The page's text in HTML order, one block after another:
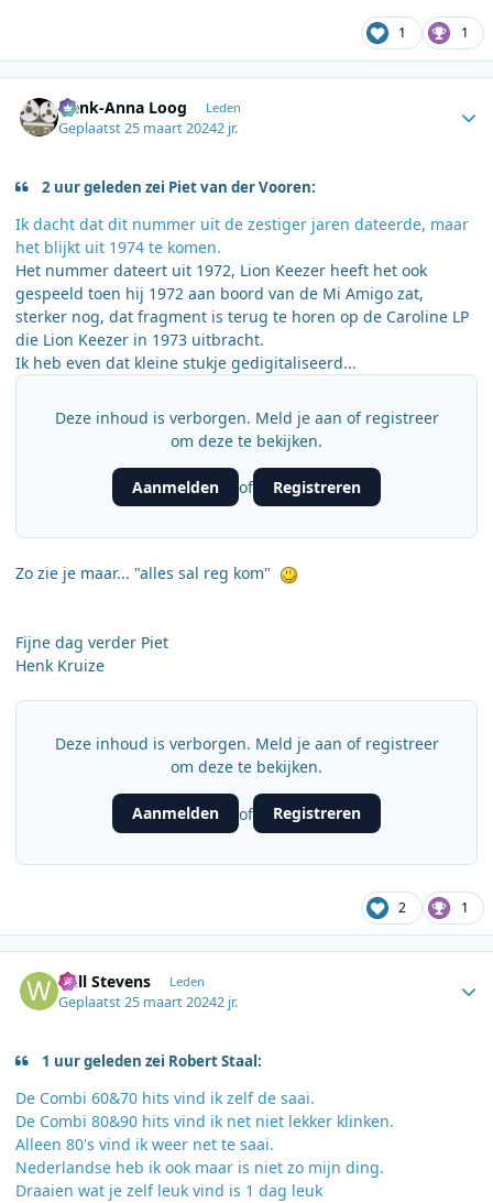
1 1
Henk-Anna Loog Leden
Geplaatst25 maart 20242 jr.
2 uur geleden zei Piet van der Vooren:
Ik dacht dat dit nummer uit de zestiger jaren dateerde, maar
het blijkt uit 1974 te komen.
Het nummer dateert uit 1972, Lion Keezer heeft het ook
gespeeld toen hij 1972 aan boord van de Mi Amigo zat,
sterker nog, dat fragment is terug te horen op de Caroline LP
die Lion Keezer in 1973 uitbracht.
Ik heb even dat kleine stukje gedigitaliseerd...
Deze inhoud is verborgen. Meld je aan of registreer
om deze te bekijken.
Aanmelden of Registreren
Zo zie je maar... "alles sal reg kom"
Fijne dag verder Piet
Henk Kruize
Deze inhoud is verborgen. Meld je aan of registreer
om deze te bekijken.
Aanmelden of Registreren
2 1
Will Stevens Leden
Geplaatst25 maart 20242 jr.
1 uur geleden zei Robert Staal:
De Combi 60&70 hits vind ik zelf de saai.
De Combi 80&90 hits vind ik net niet lekker klinken.
Alleen 80's vind ik weer net te saai.
Nederlandse heb ik ook maar is niet zo mijn ding.
Draaien wat je zelf leuk vind is 1 dag leuk